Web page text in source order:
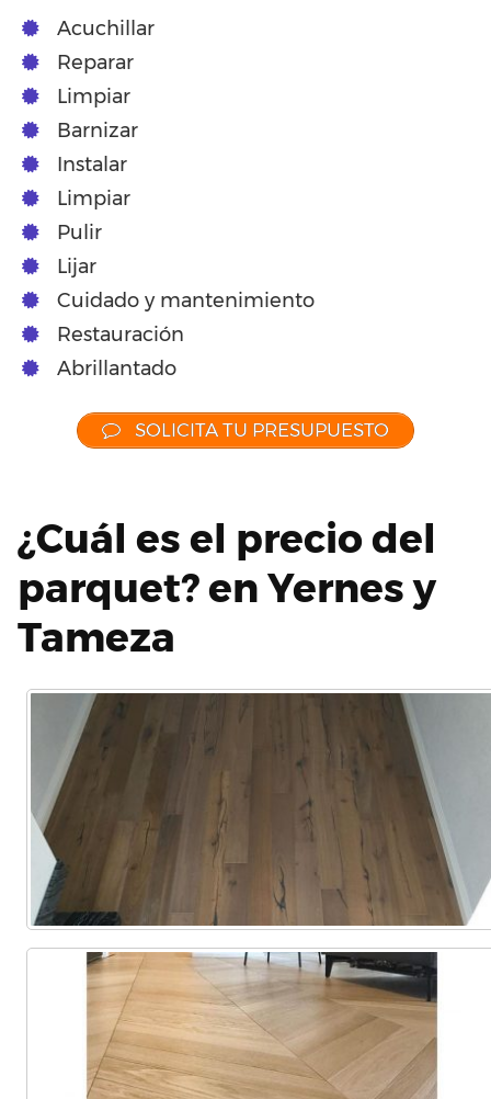
Acuchillar
Reparar
Limpiar
Barnizar
Instalar
Limpiar
Pulir
Lijar
Cuidado y mantenimiento
Restauración
Abrillantado
SOLICITA TU PRESUPUESTO
¿Cuál es el precio del
parquet? en Yernes y
Tameza